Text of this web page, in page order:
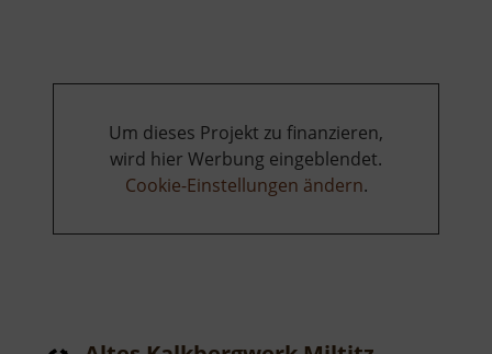
Um dieses Projekt zu finanzieren,
wird hier Werbung eingeblendet.
Cookie-Einstellungen ändern.